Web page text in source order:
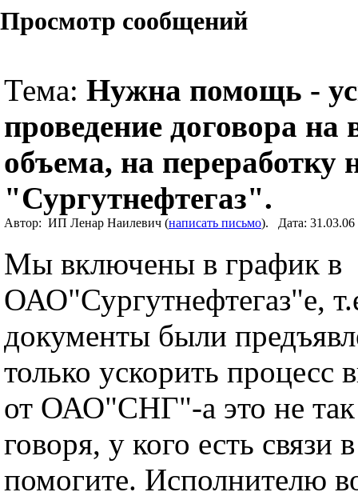
Просмотр сообщений
Тема: Нужна помощь -
проведение договора на
объема, на
"Сургутнефтегаз".
Автор: ИП Ленар Наилевич (написать письмо). Дата:
Мы включены в график в
ОАО"Сургутнефтегаз"е,
документы были
только ускорить процесс
от ОАО"СНГ"-а это не так
говоря, у кого есть
помогите. Исполнителю